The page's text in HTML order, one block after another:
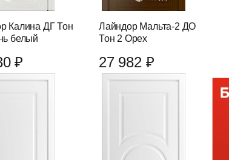
Калина ДГ Тон
белый
₽
Лайндор Мальта-2 ДО
Тон 2 Орех
27 982 ₽